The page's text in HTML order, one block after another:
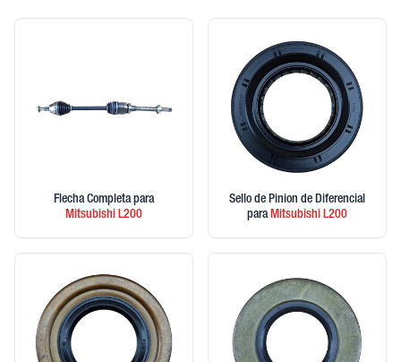
Flecha Completa para
Mitsubishi L200
Sello de Pinion de Diferencial
paraMitsubishi L200